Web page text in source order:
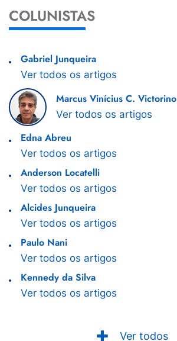
COLUNISTAS
Gabriel Junqueira
Ver todos os artigos
Marcus Vinícius C. Victorino
Ver todos os artigos
Edna Abreu
Ver todos os artigos
Anderson Locatelli
Ver todos os artigos
Alcides Junqueira
Ver todos os artigos
Paulo Nani
Ver todos os artigos
Kennedy da Silva
Ver todos os artigos
Ver todos